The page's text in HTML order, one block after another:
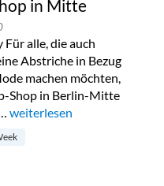
in Mitte
alle, die auch
Abstriche in Bezug
machen möchten,
Shop in Berlin-Mitte
„Fair Fashion Pop Up-Shop
weiterlesen